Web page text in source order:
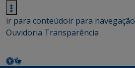
ir para conteúdoir para navegação
Ouvidoria Transparência